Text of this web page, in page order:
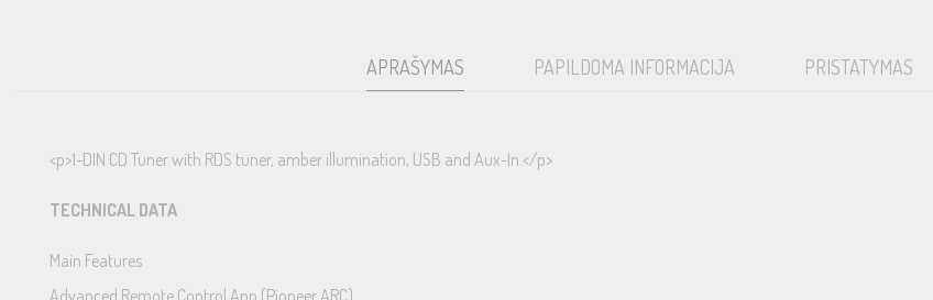
APRAŠYMAS PAPILDOMA INFORMACIJA PRISTATYMAS
<p>1-DIN CD Tuner with RDS tuner, amber illumination, USB and Aux-In.</p>
TECHNICAL DATA
Main Features
Advanced Remote Control App (Pioneer ARC)